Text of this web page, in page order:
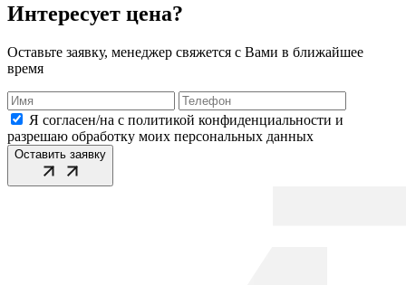
Интересует цена?
Оставьте заявку, менеджер свяжется с Вами в ближайшее
время
Я согласен/на с политикой конфиденциальности и
разрешаю обработку моих персональных данных
Оставить заявку